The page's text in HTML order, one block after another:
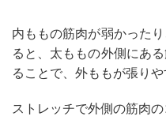
内ももの筋肉が弱かった
ると、太ももの外側にあ
ることで、外ももが張りや
ストレッチで外側の筋肉